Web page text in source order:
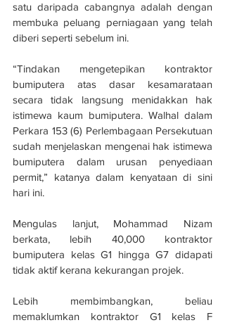
satu daripada cabangnya adalah dengan
membuka peluang perniagaan yang telah
diberi seperti sebelum ini.
“Tindakan mengetepikan kontraktor
bumiputera atas dasar kesamarataan
secara tidak langsung menidakkan hak
istimewa kaum bumiputera. Walhal dalam
Perkara 153 (6) Perlembagaan Persekutuan
sudah menjelaskan mengenai hak istimewa
bumiputera dalam urusan penyediaan
permit,” katanya dalam kenyataan di sini
hari ini.
Mengulas lanjut, Mohammad Nizam
berkata, lebih 40,000 kontraktor
bumiputera kelas G1 hingga G7 didapati
tidak aktif kerana kekurangan projek.
Lebih membimbangkan, beliau
memaklumkan kontraktor G1 kelas F